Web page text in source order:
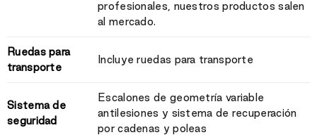
profesionales, nuestros productos salen
al mercado.
Ruedas para
transporte
Incluye ruedas para transporte
Sistema de
seguridad
Escalones de geometría variable
antilesiones y sistema de recuperación
por cadenas y poleas